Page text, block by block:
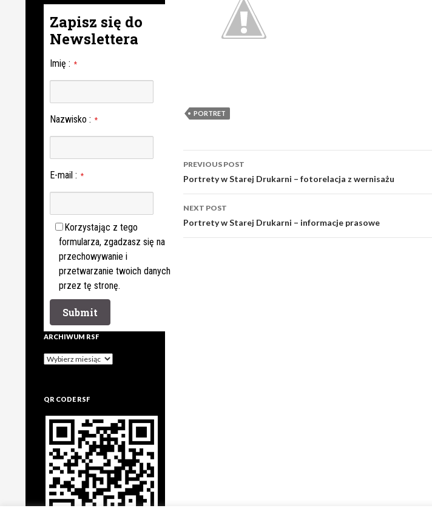
PORTRET
Post
navigation
PREVIOUS POST
Portrety w Starej Drukarni – fotorelacja z wernisażu
NEXT POST
Portrety w Starej Drukarni – informacje prasowe
Zapisz się do
Newslettera
Imię : *
Nazwisko : *
E-mail : *
Korzystając z tego
formularza, zgadzasz się na
przechowywanie i
przetwarzanie twoich danych
przez tę stronę.
ARCHIWUM RSF
Archiwum
QR CODE RSF